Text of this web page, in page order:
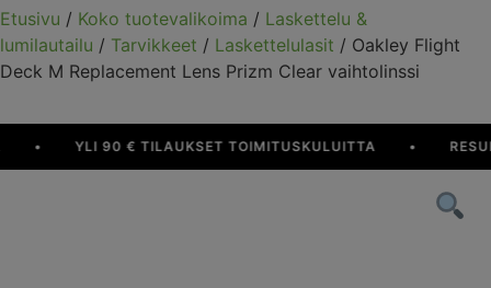
Etusivu / Koko tuotevalikoima / Laskettelu &
lumilautailu / Tarvikkeet / Laskettelulasit / Oakley Flight
Deck M Replacement Lens Prizm Clear vaihtolinssi
YLI 90 € TILAUKSET TOIMITUSKULUITTA